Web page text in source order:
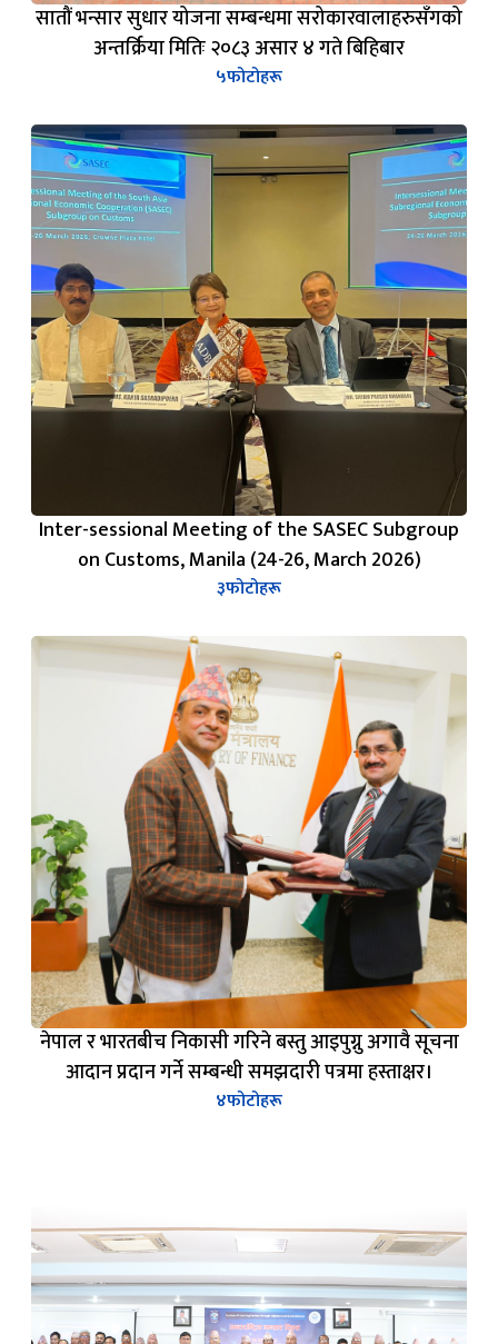
सातौं भन्सार सुधार योजना सम्बन्धमा सरोकारवालाहरुसँगको
अन्तर्क्रिया मितिः २०८३ असार ४ गते बिहिबार
५फोटोहरू
Inter-sessional Meeting of the SASEC Subgroup
on Customs, Manila (24-26, March 2026)
३फोटोहरू
नेपाल र भारतबीच निकासी गरिने बस्तु आइपुग्नु अगावै सूचना
आदान प्रदान गर्ने सम्बन्धी समझदारी पत्रमा हस्ताक्षर।
४फोटोहरू